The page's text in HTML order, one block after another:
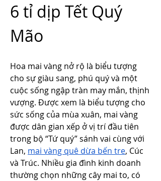
6 tỉ dịp Tết Quý
Mão
Hoa mai vàng nở rộ là biểu tượng
cho sự giàu sang, phú quý và một
cuộc sống ngập tràn may mắn, thịnh
vượng. Được xem là biểu tượng cho
sức sống của mùa xuân, mai vàng
được dân gian xếp ở vị trí đầu tiên
trong bộ “Tứ quý” sánh vai cùng với
Lan, mai vàng quê dừa bến tre, Cúc
và Trúc. Nhiều gia đình kinh doanh
thường chọn những cây mai to, có